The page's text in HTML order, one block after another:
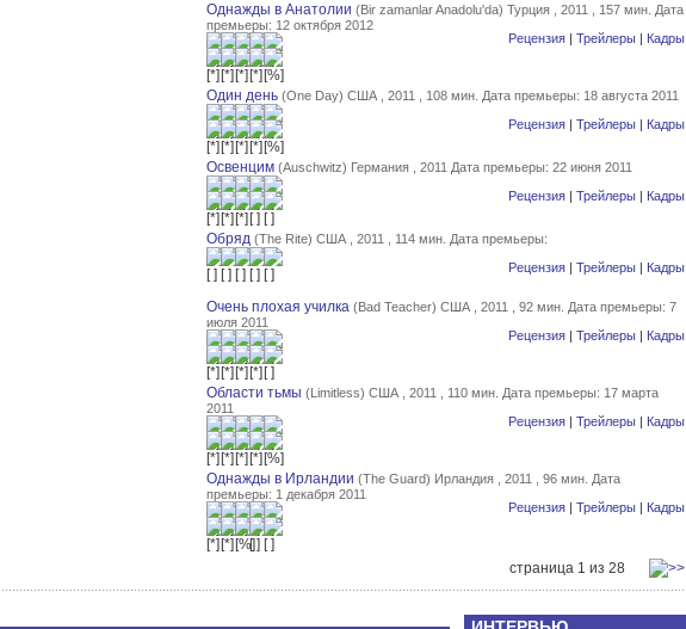
Однажды в Анатолии (Bir zamanlar Anadolu'da) Турция , 2011 , 157 мин. Дата
премьеры: 12 октября 2012
Рецензия| Трейлеры| Кадры
Один день (One Day) США , 2011 , 108 мин. Дата премьеры: 18 августа 2011
Рецензия| Трейлеры| Кадры
Освенцим (Auschwitz) Германия , 2011 Дата премьеры: 22 июня 2011
Рецензия| Трейлеры| Кадры
Обряд (The Rite) США , 2011 , 114 мин. Дата премьеры:
Рецензия| Трейлеры| Кадры
Очень плохая училка (Bad Teacher) США , 2011 , 92 мин. Дата премьеры: 7
июля 2011
Рецензия| Трейлеры| Кадры
Области тьмы (Limitless) США , 2011 , 110 мин. Дата премьеры: 17 марта
2011
Рецензия| Трейлеры| Кадры
Однажды в Ирландии (The Guard) Ирландия , 2011 , 96 мин. Дата
премьеры: 1 декабря 2011
Рецензия| Трейлеры| Кадры
страница 1 из 28